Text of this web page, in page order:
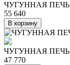
ЧУГУННАЯ ПЕЧЬ
55 640
В корзину
ЧУГУННАЯ
47 770